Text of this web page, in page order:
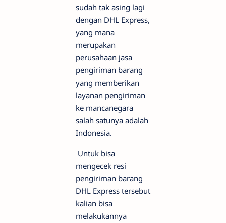
sudah tak asing lagi
dengan DHL Express,
yang mana
merupakan
perusahaan jasa
pengiriman barang
yang memberikan
layanan pengiriman
ke mancanegara
salah satunya adalah
Indonesia.
Untuk bisa
mengecek resi
pengiriman barang
DHL Express tersebut
kalian bisa
melakukannya